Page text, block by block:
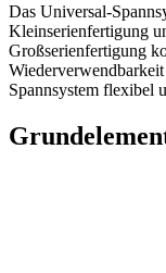
Das Universal-
Kleinserienfertigung
Großserienfertigung
Spannsystem flexibel